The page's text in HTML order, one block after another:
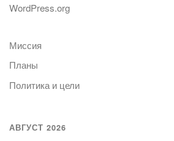
WordPress.org
Миссия
Планы
Политика и цели
АВГУСТ 2026